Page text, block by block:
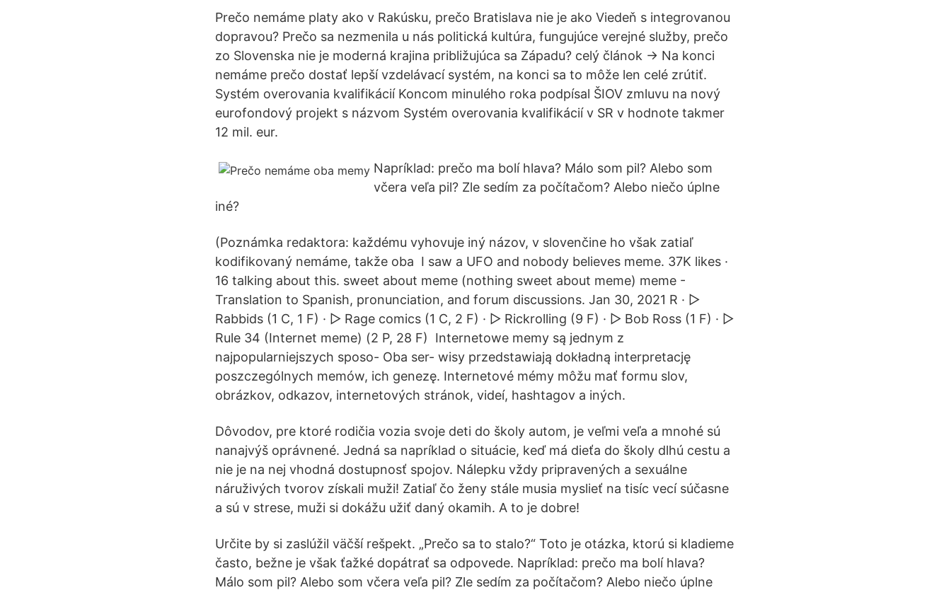
Prečo nemáme platy ako v Rakúsku, prečo Bratislava nie je ako Viedeň s integrovanou
dopravou? Prečo sa nezmenila u nás politická kultúra, fungujúce verejné služby, prečo
zo Slovenska nie je moderná krajina približujúca sa Západu? celý článok → Na konci
nemáme prečo dostať lepší vzdelávací systém, na konci sa to môže len celé zrútiť.
Systém overovania kvalifikácií Koncom minulého roka podpísal ŠIOV zmluvu na nový
eurofondový projekt s názvom Systém overovania kvalifikácií v SR v hodnote takmer
12 mil. eur.
Napríklad: prečo ma bolí hlava? Málo som pil? Alebo som
včera veľa pil? Zle sedím za počítačom? Alebo niečo úplne
iné?
(Poznámka redaktora: každému vyhovuje iný názov, v slovenčine ho však zatiaľ
kodifikovaný nemáme, takže oba I saw a UFO and nobody believes meme. 37K likes ·
16 talking about this. sweet about meme (nothing sweet about meme) meme -
Translation to Spanish, pronunciation, and forum discussions. Jan 30, 2021 R · ▻
Rabbids‎ (1 C, 1 F) · ▻ Rage comics‎ (1 C, 2 F) · ▻ Rickrolling‎ (9 F) · ▻ Bob Ross‎ (1 F) · ▻
Rule 34 (Internet meme)‎ (2 P, 28 F) Internetowe memy są jednym z
najpopularniejszych sposo- Oba ser- wisy przedstawiają dokładną interpretację
poszczególnych memów, ich genezę. Internetové mémy môžu mať formu slov,
obrázkov, odkazov, internetových stránok, videí, hashtagov a iných.
Dôvodov, pre ktoré rodičia vozia svoje deti do školy autom, je veľmi veľa a mnohé sú
nanajvýš oprávnené. Jedná sa napríklad o situácie, keď má dieťa do školy dlhú cestu a
nie je na nej vhodná dostupnosť spojov. Nálepku vždy pripravených a sexuálne
náruživých tvorov získali muži! Zatiaľ čo ženy stále musia myslieť na tisíc vecí súčasne
a sú v strese, muži si dokážu užiť daný okamih. A to je dobre!
Určite by si zaslúžil väčší rešpekt. „Prečo sa to stalo?“ Toto je otázka, ktorú si kladieme
často, bežne je však ťažké dopátrať sa odpovede. Napríklad: prečo ma bolí hlava?
Málo som pil? Alebo som včera veľa pil? Zle sedím za počítačom? Alebo niečo úplne